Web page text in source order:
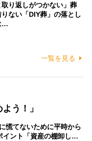
取り返しがつかない」葬
ない「DIY葬」の落とし
…
一覧を見る
う！」
慌てないために平時から
イント「資産の棚卸し…